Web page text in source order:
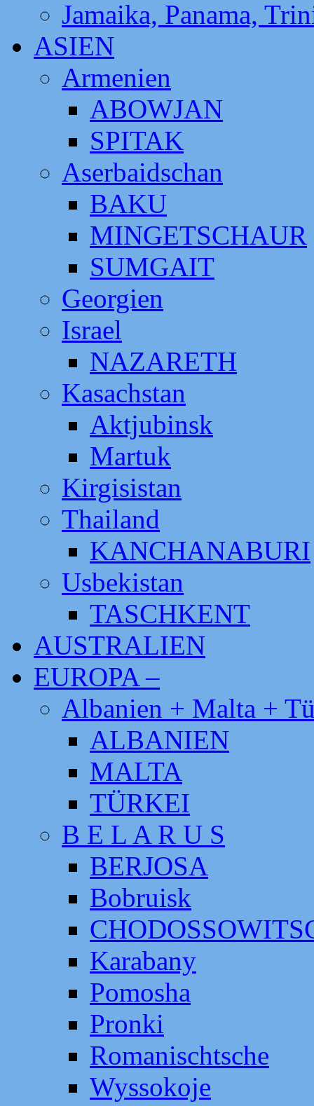
Jamaika, Panama,
ASIEN
Armenien
ABOWJAN
SPITAK
Aserbaidschan
BAKU
MINGETSCHAUR
SUMGAIT
Georgien
Israel
NAZARETH
Kasachstan
Aktjubinsk
Martuk
Kirgisistan
Thailand
KANCHANABURI
Usbekistan
TASCHKENT
AUSTRALIEN
EUROPA –
Albanien + Malta +
ALBANIEN
MALTA
TÜRKEI
B E L A R U S
BERJOSA
Bobruisk
Karabany
Pomosha
Pronki
Romanischtsche
Wyssokoje